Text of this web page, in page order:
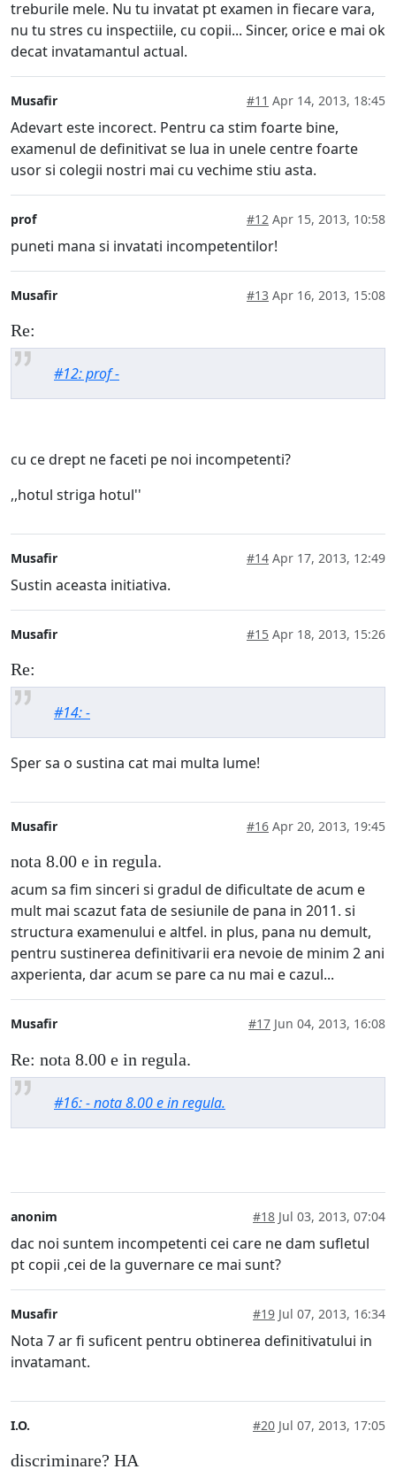
treburile mele. Nu tu invatat pt examen in fiecare vara,
nu tu stres cu inspectiile, cu copii... Sincer, orice e mai ok
decat invatamantul actual.
Musafir #11 Apr 14, 2013, 18:45
Adevart este incorect. Pentru ca stim foarte bine,
examenul de definitivat se lua in unele centre foarte
usor si colegii nostri mai cu vechime stiu asta.
prof #12 Apr 15, 2013, 10:58
puneti mana si invatati incompetentilor!
Musafir #13 Apr 16, 2013, 15:08
Re:
#12: prof -
cu ce drept ne faceti pe noi incompetenti?
,,hotul striga hotul''
Musafir #14 Apr 17, 2013, 12:49
Sustin aceasta initiativa.
Musafir #15 Apr 18, 2013, 15:26
Re:
#14: -
Sper sa o sustina cat mai multa lume!
Musafir #16 Apr 20, 2013, 19:45
nota 8.00 e in regula.
acum sa fim sinceri si gradul de dificultate de acum e
mult mai scazut fata de sesiunile de pana in 2011. si
structura examenului e altfel. in plus, pana nu demult,
pentru sustinerea definitivarii era nevoie de minim 2 ani
axperienta, dar acum se pare ca nu mai e cazul...
Musafir #17 Jun 04, 2013, 16:08
Re: nota 8.00 e in regula.
#16: - nota 8.00 e in regula.
anonim #18 Jul 03, 2013, 07:04
dac noi suntem incompetenti cei care ne dam sufletul
pt copii ,cei de la guvernare ce mai sunt?
Musafir #19 Jul 07, 2013, 16:34
Nota 7 ar fi suficent pentru obtinerea definitivatului in
invatamant.
I.O. #20 Jul 07, 2013, 17:05
discriminare? HA